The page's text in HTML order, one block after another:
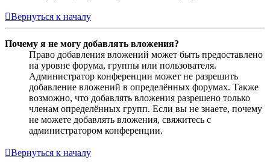
Вернуться к началу
Почему я не могу добавлять вложения?
Право добавления вложений может быть предоставлено
на уровне форума, группы или пользователя.
Администратор конференции может не разрешить
добавление вложений в определённых форумах. Также
возможно, что добавлять вложения разрешено только
членам определённых групп. Если вы не знаете, почему
не можете добавлять вложения, свяжитесь с
администратором конференции.
Вернуться к началу